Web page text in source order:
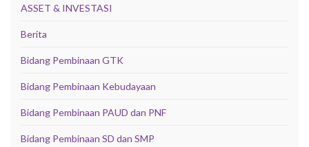
ASSET & INVESTASI
Berita
Bidang Pembinaan GTK
Bidang Pembinaan Kebudayaan
Bidang Pembinaan PAUD dan PNF
Bidang Pembinaan SD dan SMP